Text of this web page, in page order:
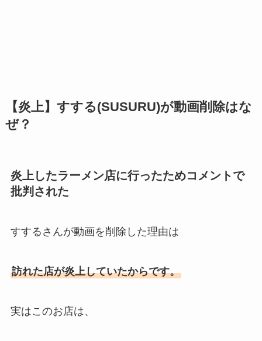
【炎上】すする(SUSURU)が動画削除はな
ぜ？
炎上したラーメン店に行ったためコメントで
批判された
すするさんが動画を削除した理由は
訪れた店が炎上していたからです。
実はこのお店は、